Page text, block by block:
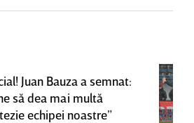
Juan Bauza a semnat:
să dea mai multă
echipei noastre”